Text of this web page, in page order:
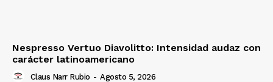
Nespresso Vertuo Diavolitto: Intensidad audaz con
carácter latinoamericano
Claus Narr Rubio - Agosto 5, 2026